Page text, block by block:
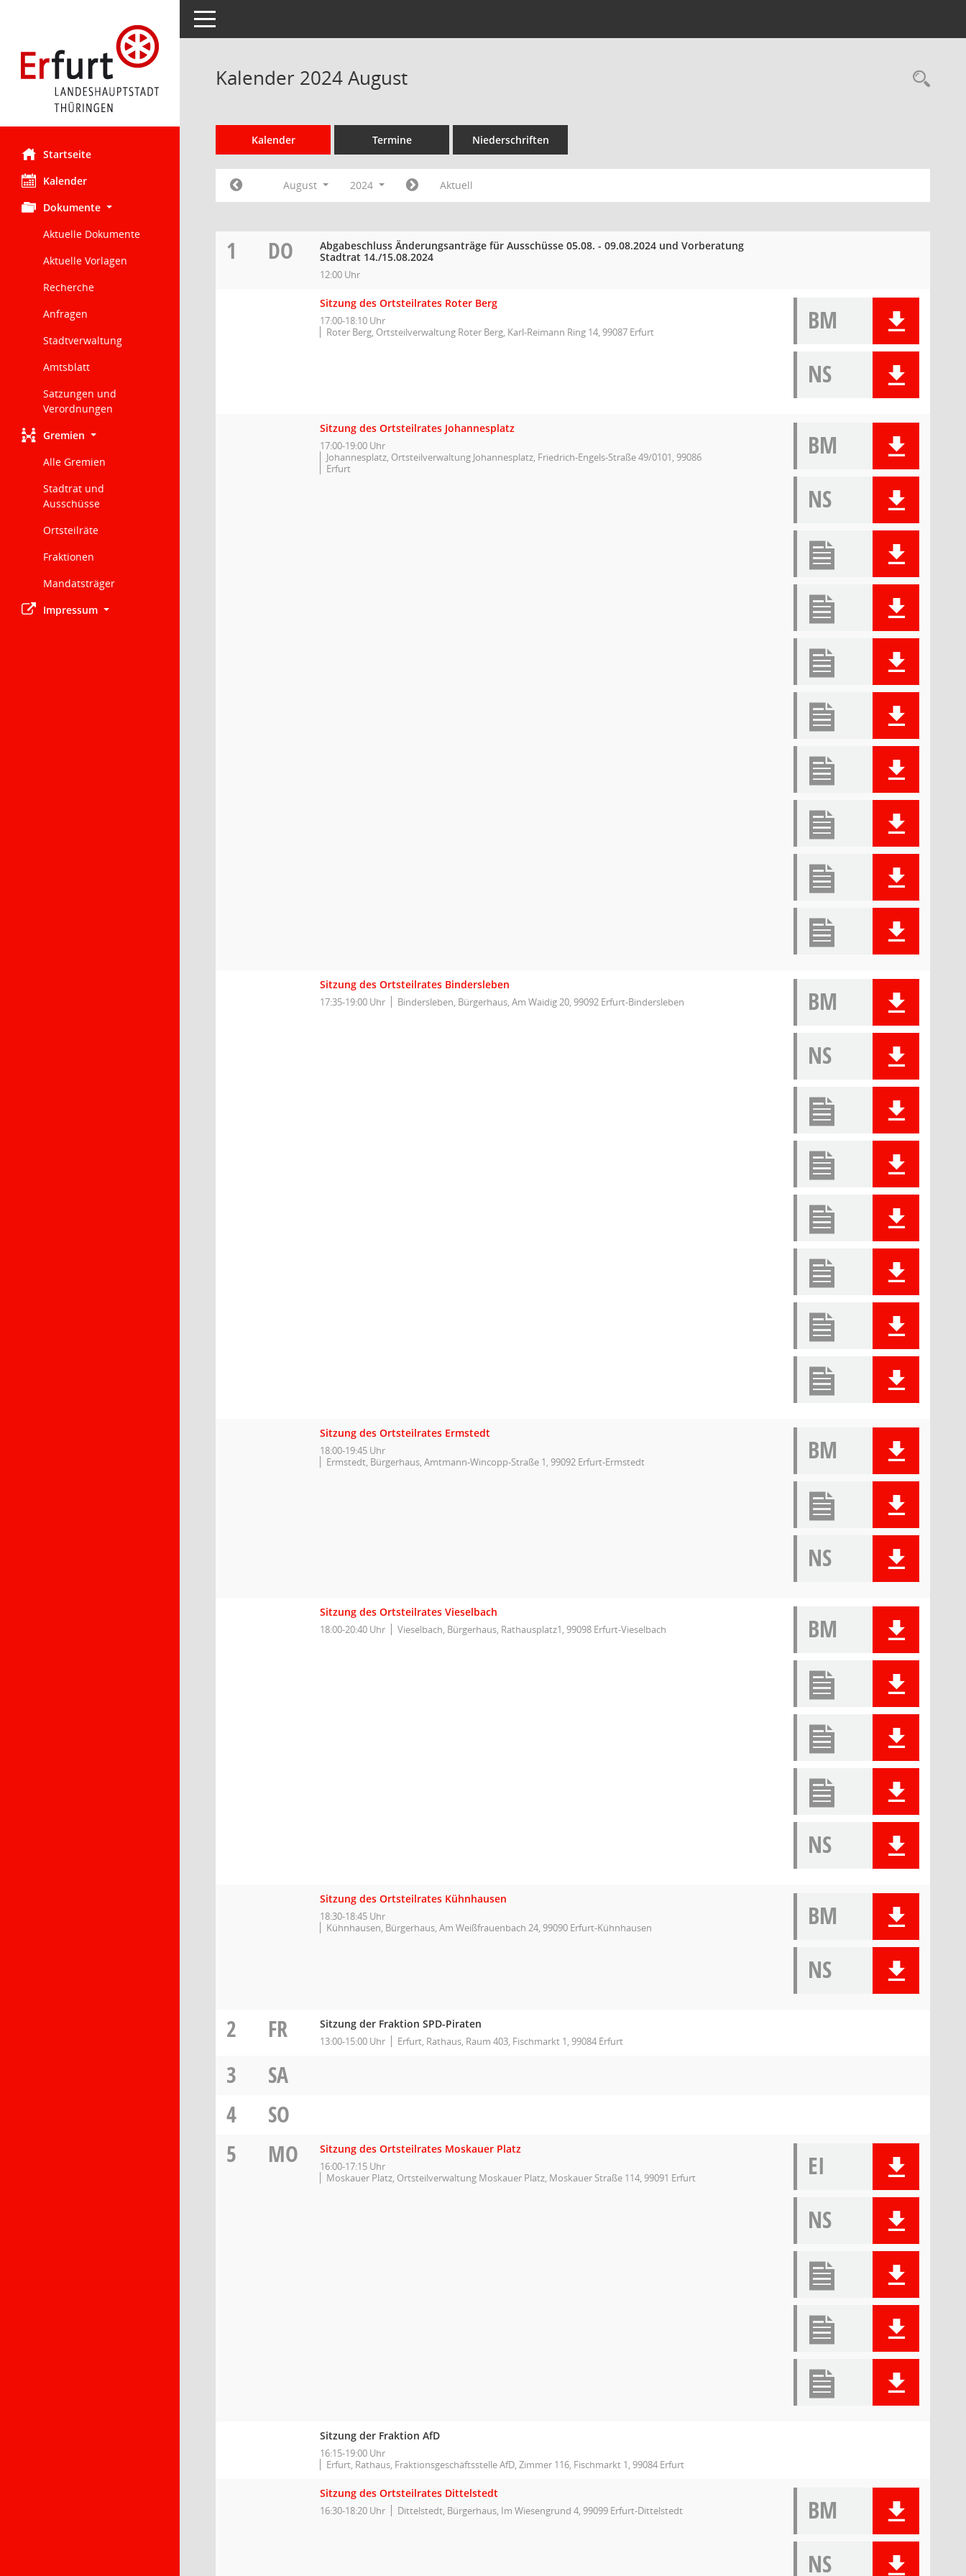
Startseite
Kalender
Dokumente
Aktuelle Dokumente
Aktuelle Vorlagen
Recherche
Anfragen
Stadtverwaltung
Amtsblatt
Satzungen und
Verordnungen
Gremien
Alle Gremien
Stadtrat und
Ausschüsse
Ortsteilräte
Fraktionen
Mandatsträger
Impressum
Toggle navigation
Kalender 2024 August
Kalender Termine Niederschriften
August 2024 Aktuell
1 DO
Abgabeschluss Änderungsanträge für Ausschüsse 05.08. - 09.08.2024 und Vorberatung
Stadtrat 14./15.08.2024
12:00 Uhr
Sitzung des Ortsteilrates Roter Berg
17:00-18:10 Uhr
Roter Berg, Ortsteilverwaltung Roter Berg, Karl-Reimann Ring 14, 99087 Erfurt
BM
NS
Sitzung des Ortsteilrates Johannesplatz
17:00-19:00 Uhr
Johannesplatz, Ortsteilverwaltung Johannesplatz, Friedrich-Engels-Straße 49/0101, 99086
Erfurt
BM
NS
Sitzung des Ortsteilrates Bindersleben
17:35-19:00 Uhr Bindersleben, Bürgerhaus, Am Waidig 20, 99092 Erfurt-Bindersleben
BM
NS
Sitzung des Ortsteilrates Ermstedt
18:00-19:45 Uhr
Ermstedt, Bürgerhaus, Amtmann-Wincopp-Straße 1, 99092 Erfurt-Ermstedt
BM
NS
Sitzung des Ortsteilrates Vieselbach
18:00-20:40 Uhr Vieselbach, Bürgerhaus, Rathausplatz1, 99098 Erfurt-Vieselbach BM
NS
Sitzung des Ortsteilrates Kühnhausen
18:30-18:45 Uhr
Kühnhausen, Bürgerhaus, Am Weißfrauenbach 24, 99090 Erfurt-Kühnhausen
BM
NS
2 FR Sitzung der Fraktion SPD-Piraten
13:00-15:00 Uhr Erfurt, Rathaus, Raum 403, Fischmarkt 1, 99084 Erfurt
3
SA
4
SO
5
MO Sitzung des Ortsteilrates Moskauer Platz
16:00-17:15 Uhr
Moskauer Platz, Ortsteilverwaltung Moskauer Platz, Moskauer Straße 114, 99091 Erfurt
EI
NS
Sitzung der Fraktion AfD
16:15-19:00 Uhr
Erfurt, Rathaus, Fraktionsgeschäftsstelle AfD, Zimmer 116, Fischmarkt 1, 99084 Erfurt
Sitzung des Ortsteilrates Dittelstedt
16:30-18:20 Uhr Dittelstedt, Bürgerhaus, Im Wiesengrund 4, 99099 Erfurt-Dittelstedt
BM
NS